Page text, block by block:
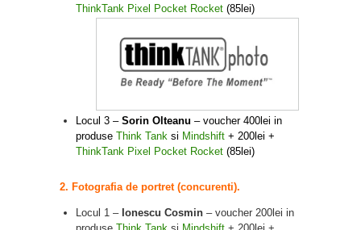
ThinkTank Pixel Pocket Rocket (85lei)
Locul 3 – Sorin Olteanu – voucher 400lei in
produse Think Tank si Mindshift + 200lei +
ThinkTank Pixel Pocket Rocket (85lei)
2. Fotografia de portret (concurenti).
Locul 1 –Ionescu Cosmin – voucher 200lei in